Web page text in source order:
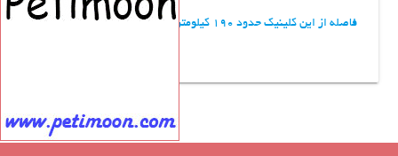
فاصله از این کلینیک حدود 190 کیلومتر